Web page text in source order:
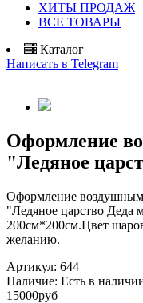
ХИТЫ ПРОДАЖ
ВСЕ ТОВАРЫ
Каталог
Написать в Telegram
Оформление
"Ледяное
Оформление
"Ледяное царство Деда
200см*200см.Цвет
желанию.
Артикул: 644
Наличие: Есть в
15000руб